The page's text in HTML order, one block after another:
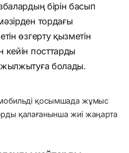
бірін басып
тордағы
өзгерту қызметін
посттарды
жылжытуға болады.
мобильді қосымшада жұмыс
қалағанынша жиі жаңарта